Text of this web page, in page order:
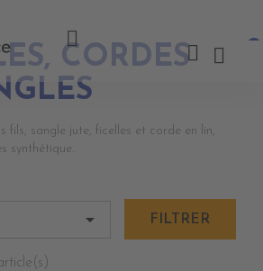
CORDES
fils, sangle jute, ficelles et corde en lin,
synthétique.
 FILTRER